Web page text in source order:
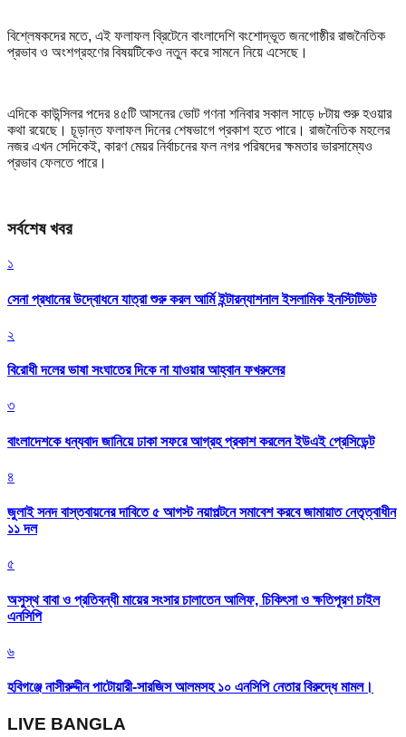
বিশ্লেষকদের মতে, এই ফলাফল ব্রিটেনে বাংলাদেশি বংশোদ্ভূত জনগোষ্ঠীর রাজনৈতিক
প্রভাব ও অংশগ্রহণের বিষয়টিকেও নতুন করে সামনে নিয়ে এসেছে।
এদিকে কাউন্সিলর পদের ৪৫টি আসনের ভোট গণনা শনিবার সকাল সাড়ে ৮টায় শুরু হওয়ার
কথা রয়েছে। চূড়ান্ত ফলাফল দিনের শেষভাগে প্রকাশ হতে পারে। রাজনৈতিক মহলের
নজর এখন সেদিকেই, কারণ মেয়র নির্বাচনের ফল নগর পরিষদের ক্ষমতার ভারসাম্যেও
প্রভাব ফেলতে পারে।
সর্বশেষ খবর
১
সেনা প্রধানের উদ্বোধনে যাত্রা শুরু করল আর্মি ইন্টারন্যাশনাল ইসলামিক ইনস্টিটিউট
২
বিরোধী দলের ভাষা সংঘাতের দিকে না যাওয়ার আহ্বান ফখরুলের
৩
বাংলাদেশকে ধন্যবাদ জানিয়ে ঢাকা সফরে আগ্রহ প্রকাশ করলেন ইউএই প্রেসিডেন্ট
৪
জুলাই সনদ বাস্তবায়নের দাবিতে ৫ আগস্ট নয়াপল্টনে সমাবেশ করবে জামায়াত নেতৃত্বাধীন
১১ দল
৫
অসুস্থ বাবা ও প্রতিবন্ধী মায়ের সংসার চালাতেন আলিফ, চিকিৎসা ও ক্ষতিপূরণ চাইল
এনসিপি
৬
হবিগঞ্জে নাসীরুদ্দীন পাটোয়ারী-সারজিস আলমসহ ১০ এনসিপি নেতার বিরুদ্ধে মামল।
LIVE BANGLA